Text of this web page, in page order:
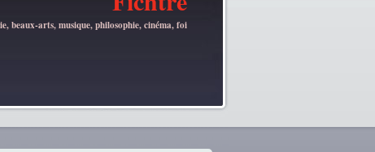
beaux-arts, musique, philosophie, cinéma, foi